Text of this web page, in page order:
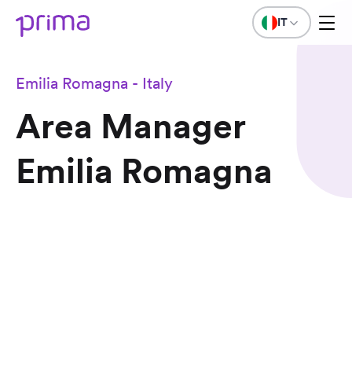
IT
Emilia Romagna - Italy
Area Manager
Emilia Romagna